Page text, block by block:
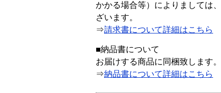
かかる場合等）によりましては
ざいます。
⇒請求書について詳細はこちら
■納品書について
お届けする商品に同梱致します。
⇒納品書について詳細はこちら